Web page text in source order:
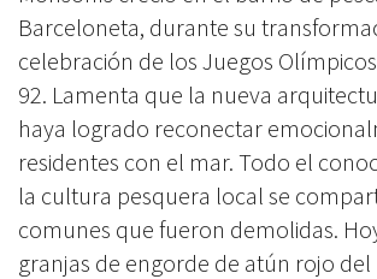
Barceloneta, durante su
celebración de los Juegos
92. Lamenta que la nueva
haya logrado reconectar
residentes con el mar. Todo el
la cultura pesquera local se
comunes que fueron demolidas.
granjas de engorde de atún rojo